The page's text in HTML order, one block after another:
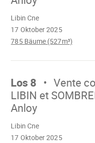
17 Oktober 2025
Libin Cne
785 Bäume (527m³)
Mach
Los 8
Vente
LIBIN et
Anloy
17 Oktober 2025
Libin Cne